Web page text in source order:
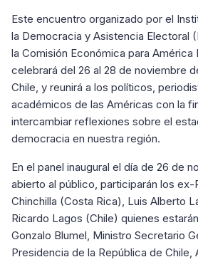
Este encuentro organizado por el
la Democracia y Asistencia Electoral
la Comisión Económica para América
celebrará del 26 al 28 de noviembre
Chile, y reunirá a los políticos,
académicos de las Américas con la
intercambiar reflexiones sobre el
democracia en nuestra región.
En el panel inaugural el día de 26 de
abierto al público, participarán los ex-
Chinchilla (Costa Rica), Luis Alberto
Ricardo Lagos (Chile) quienes
Gonzalo Blumel, Ministro Secretario
Presidencia de la República de Chile,